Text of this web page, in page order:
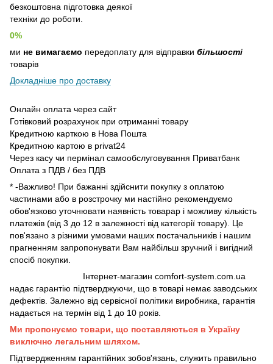
безкоштовна підготовка деякої
техніки до роботи.
0%
ми не вимагаємо передоплату для відправки більшості
товарів
Докладніше про доставку
Онлайн оплата через сайт
Готівковий розрахунок при отриманні товару
Кредитною карткою в Нова Пошта
Кредитною картою в privat24
Через касу чи пермінал самообслуговування Приватбанк
Оплата з ПДВ / без ПДВ
* -Важливо! При бажанні здійснити покупку з оплатою
частинами або в розстрочку ми настійно рекомендуємо
обов'язково уточнювати наявність товарар і можливу кількість
платежів (від 3 до 12 в залежності від категорії товару). Це
пов'язано з різними умовами наших постачальників і нашим
прагненням запропонувати Вам найбільш зручний і вигідний
спосіб покупки.
Інтернет-магазин comfort-system.com.ua
надає гарантію підтверджуючи, що в товарі немає заводських
дефектів. Залежно від сервісної політики виробника, гарантія
надається на термін від 1 до 10 років.
Ми пропонуємо товари, що поставляються в Україну
виключно легальним шляхом.
Підтвердженням гарантійних зобов'язань, служить правильно